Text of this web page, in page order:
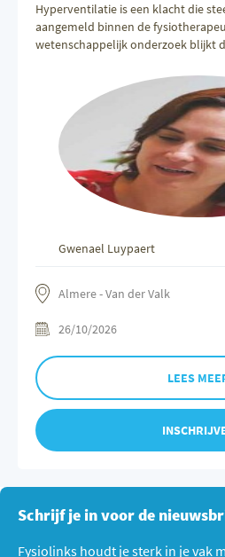
Hyperventilatie is een klacht die
aangemeld binnen de
wetenschappelijk onderzoek blijkt
Gwenael Luypaert
Almere - Van der Valk
26/10/2026
LEES
Schrijf je in voor de
Fysiolinks houdt je sterk in je vak